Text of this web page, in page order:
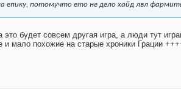
потомучто ето не дело хайд лвл
будет совсем другая игра, а люди тут
и мало похожие на старые хроники Грации